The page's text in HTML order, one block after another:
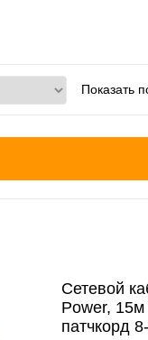
Показать
Сетевой
Power,
патчкорд